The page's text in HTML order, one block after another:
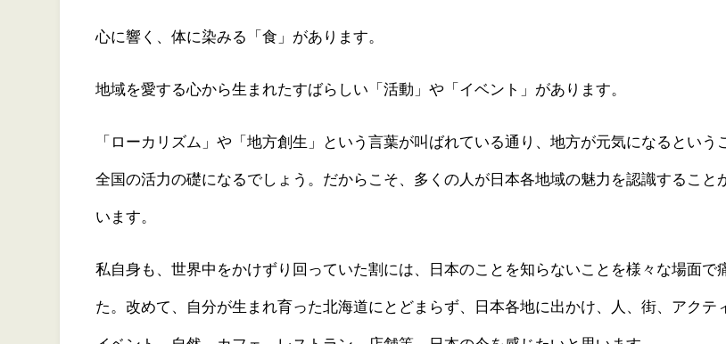
心に響く、体に染みる「食」があります。
地域を愛する心から生まれたすばらしい「活動」や「イベント」があります。
「ローカリズム」や「地方創生」という言葉が叫ばれている通り、地方が元気になるという
全国の活力の礎になるでしょう。だからこそ、多くの人が日本各地域の魅力を認識すること
います。
私自身も、世界中をかけずり回っていた割には、日本のことを知らないことを様々な場面で
た。改めて、自分が生まれ育った北海道にとどまらず、日本各地に出かけ、人、街、アクテ